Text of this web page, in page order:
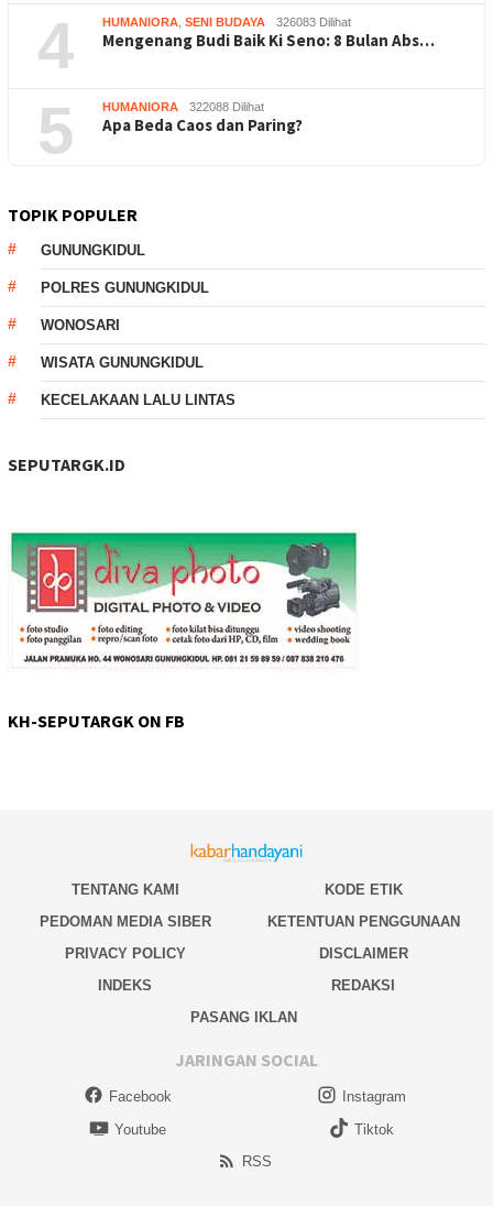
4 HUMANIORA SENI BUDAYA 326083 Dilihat
Mengenang Budi Baik Ki Seno: 8 Bulan Abs…
5 HUMANIORA 322088 Dilihat
Apa Beda Caos dan Paring?
TOPIK POPULER
GUNUNGKIDUL
POLRES GUNUNGKIDUL
WONOSARI
WISATA GUNUNGKIDUL
KECELAKAAN LALU LINTAS
SEPUTARGK.ID
KH-SEPUTARGK ON FB
TENTANG KAMI
KODE ETIK
PEDOMAN MEDIA SIBER
KETENTUAN PENGGUNAAN
PRIVACY POLICY
DISCLAIMER
INDEKS
REDAKSI
PASANG IKLAN
JARINGAN SOCIAL
Facebook
Instagram
Youtube
Tiktok
RSS